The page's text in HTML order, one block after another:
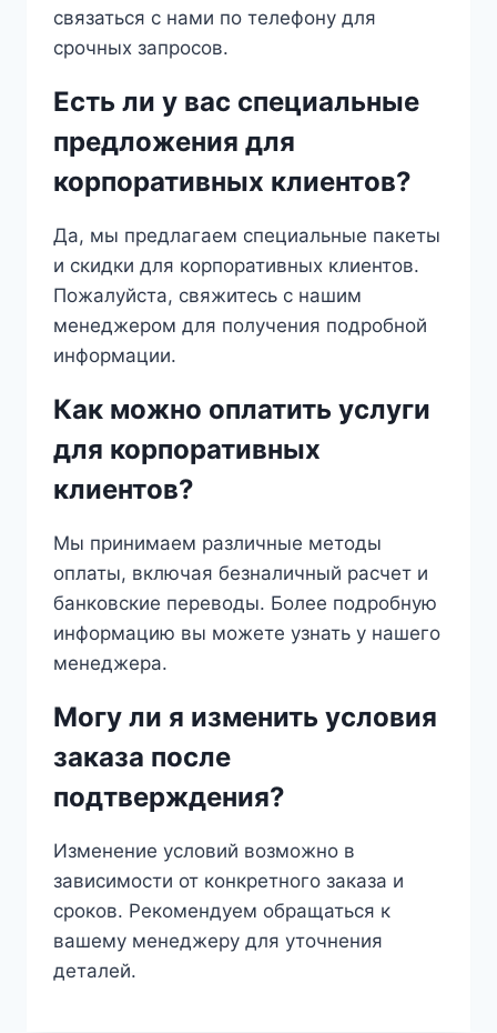
связаться с нами по телефону для
срочных запросов.
Есть ли у вас специальные
предложения для
корпоративных клиентов?
Да, мы предлагаем специальные пакеты
и скидки для корпоративных клиентов.
Пожалуйста, свяжитесь с нашим
менеджером для получения подробной
информации.
Как можно оплатить услуги
для корпоративных
клиентов?
Мы принимаем различные методы
оплаты, включая безналичный расчет и
банковские переводы. Более подробную
информацию вы можете узнать у нашего
менеджера.
Могу ли я изменить условия
заказа после
подтверждения?
Изменение условий возможно в
зависимости от конкретного заказа и
сроков. Рекомендуем обращаться к
вашему менеджеру для уточнения
деталей.